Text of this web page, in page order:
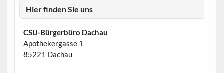
Hier finden Sie uns
CSU-Bürgerbüro Dachau
Apothekergasse 1
85221 Dachau